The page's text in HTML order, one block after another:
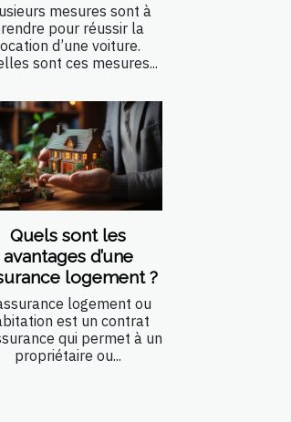
mesures sont à
pour réussir la
d’une voiture.
sont ces mesures...
Quels sont les
avantages d’une
logement ?
logement ou
est un contrat
qui permet à un
propriétaire ou...